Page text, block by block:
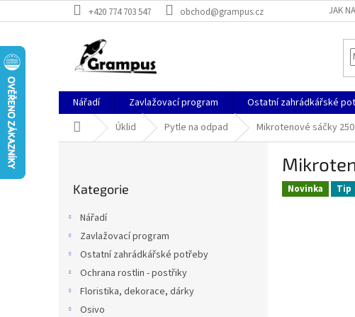
na
+420 774 703 547 obchod@grampus.cz JAK
Nářadí Zavlažovací program Ostatní zahrádkářské
Domů Úklid Pytle na odpad Mikrotenové sáčky
kategorie
Kategorie
Nářadí
Zavlažovací program
Ostatní zahrádkářské potřeby
Ochrana rostlin - postřiky
Floristika, dekorace, dárky
Osivo
Novinka Tip